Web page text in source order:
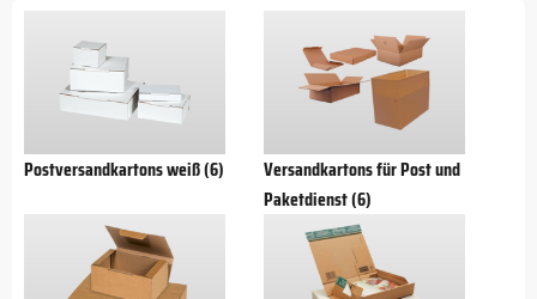
Postversandkartons weiß (6)
Versandkartons für Post und
Paketdienst (6)